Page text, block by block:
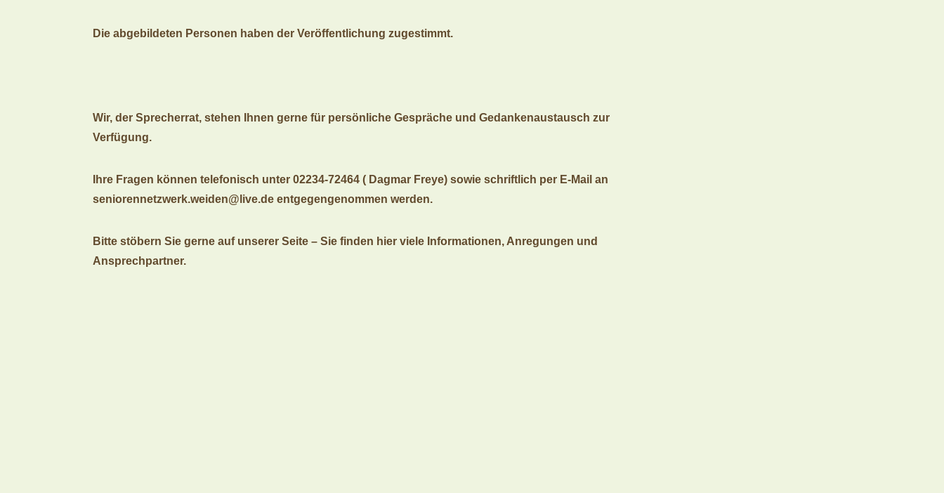
Die abgebildeten Personen haben der Veröffentlichung zugestimmt.
Wir, der Sprecherrat, stehen Ihnen gerne für persönliche Gespräche und Gedankenaustausch zur
Verfügung.
Ihre Fragen können telefonisch unter 02234-72464 ( Dagmar Freye) sowie schriftlich per E-Mail an
seniorennetzwerk.weiden@live.de entgegengenommen werden.
Bitte stöbern Sie gerne auf unserer Seite – Sie finden hier viele Informationen, Anregungen und
Ansprechpartner.